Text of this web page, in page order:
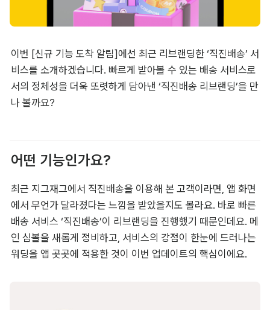
이번 [신규 기능 도착 알림]에선 최근 리브랜딩한 ‘직진배송’ 서
비스를 소개하겠습니다. 빠르게 받아볼 수 있는 배송 서비스로
서의 정체성을 더욱 또렷하게 담아낸 ‘직진배송 리브랜딩’을 만
나 볼까요?
어떤 기능인가요?
최근 지그재그에서 직진배송을 이용해 본 고객이라면, 앱 화면
에서 무언가 달라졌다는 느낌을 받았을지도 몰라요. 바로 빠른
배송 서비스 ‘직진배송’이 리브랜딩을 진행했기 때문인데요. 메
인 심볼을 새롭게 정비하고, 서비스의 강점이 한눈에 드러나는
워딩을 앱 곳곳에 적용한 것이 이번 업데이트의 핵심이에요.